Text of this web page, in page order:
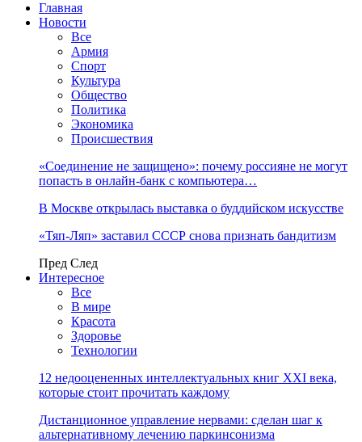
Главная
Новости
Все
Армия
Спорт
Культура
Общество
Политика
Экономика
Происшествия
«Соединение не защищено»: почему россияне не могут
попасть в онлайн-банк с компьютера…
В Москве открылась выставка о буддийском искусстве
«Тяп-Ляп» заставил СССР снова признать бандитизм
Пред След
Интересное
Все
В мире
Красота
Здоровье
Технологии
12 недооцененных интеллектуальных книг XXI века,
которые стоит прочитать каждому
Дистанционное управление нервами: сделан шаг к
альтернативному лечению паркинсонизма